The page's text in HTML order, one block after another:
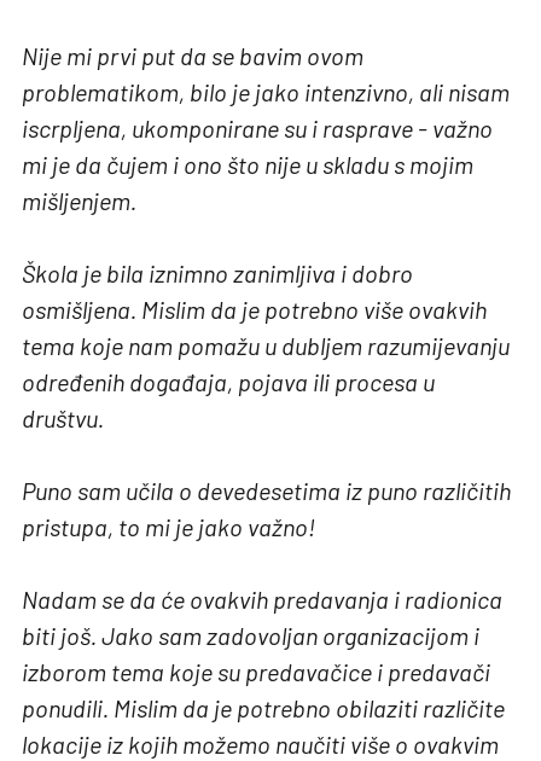
Nije mi prvi put da se bavim ovom
problematikom, bilo je jako intenzivno, ali nisam
iscrpljena, ukomponirane su i rasprave - važno
mi je da čujem i ono što nije u skladu s mojim
mišljenjem.
Škola je bila iznimno zanimljiva i dobro
osmišljena. Mislim da je potrebno više ovakvih
tema koje nam pomažu u dubljem razumijevanju
određenih događaja, pojava ili procesa u
društvu.
Puno sam učila o devedesetima iz puno različitih
pristupa, to mi je jako važno!
Nadam se da će ovakvih predavanja i radionica
biti još. Jako sam zadovoljan organizacijom i
izborom tema koje su predavačice i predavači
ponudili. Mislim da je potrebno obilaziti različite
lokacije iz kojih možemo naučiti više o ovakvim